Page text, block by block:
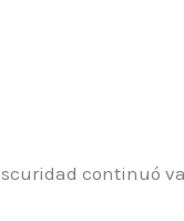
continuó